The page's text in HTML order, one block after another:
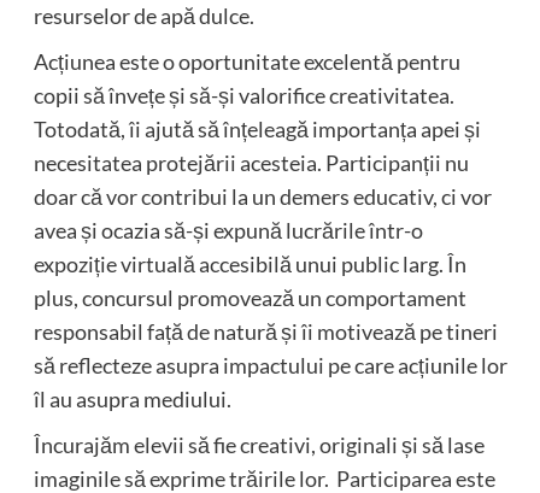
resurselor de apă dulce.
Acțiunea este o oportunitate excelentă pentru
copii să învețe și să-și valorifice creativitatea.
Totodată, îi ajută să înțeleagă importanța apei și
necesitatea protejării acesteia. Participanții nu
doar că vor contribui la un demers educativ, ci vor
avea și ocazia să-și expună lucrările într-o
expoziție virtuală accesibilă unui public larg. În
plus, concursul promovează un comportament
responsabil față de natură și îi motivează pe tineri
să reflecteze asupra impactului pe care acțiunile lor
îl au asupra mediului.
Încurajăm elevii să fie creativi, originali și să lase
imaginile să exprime trăirile lor. Participarea este